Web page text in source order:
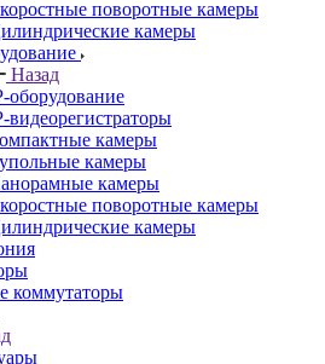
поворотные камеры
камеры
Назад
оборудование
видеорегистраторы
камеры
камеры
камеры
поворотные камеры
камеры
коммутаторы